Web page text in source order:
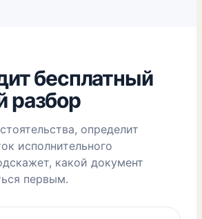
бесплатный
разбор
определит
исполнительного
какой документ
первым.